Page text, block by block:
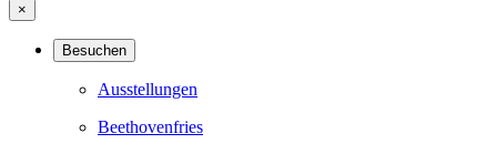
×
Besuchen
Ausstellungen
Beethovenfries